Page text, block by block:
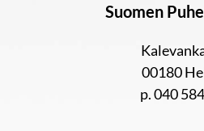
Suomen
00180
p. 040